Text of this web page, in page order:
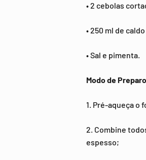
• 2 cebolas
• 250 ml de
• Sal e pimenta.
Modo de Preparo
1. Pré-aqueça o
2. Combine
espesso;